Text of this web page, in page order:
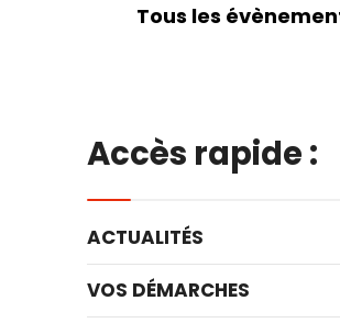
Tous les
Accès rapide :
ACTUALITÉS
VOS DÉMARCHES